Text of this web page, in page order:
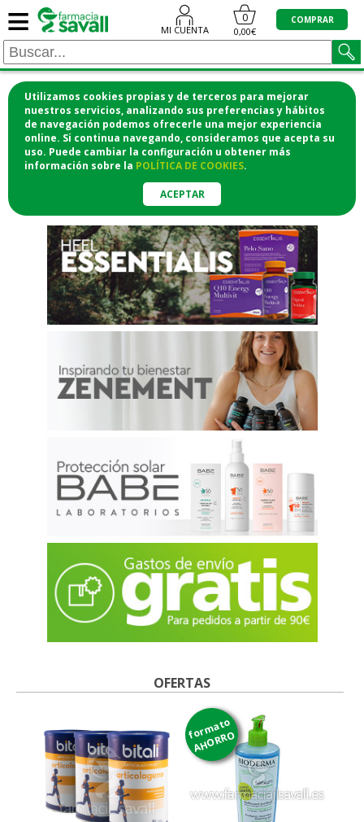
Utilizamos cookies propias y de terceros para mejorar
nuestros servicios, analizando sus preferencias y hábitos
de navegación podemos ofrecerle una mejor experiencia
online. Si continua navegando, consideramos que acepta su
uso. Puede cambiar la configuración u obtener más
información sobre la POLÍTICA DE COOKIES.
ACEPTAR
≡ MI CUENTA
0
0,00€
COMPRAR
¡COMPRA CÓMODAMENTE
DESDE CASA Y RECOGE EN LA
FARMACIA!o si lo prefieres te lo mandamos
a casa
OFERTAS
formato
AHORRO